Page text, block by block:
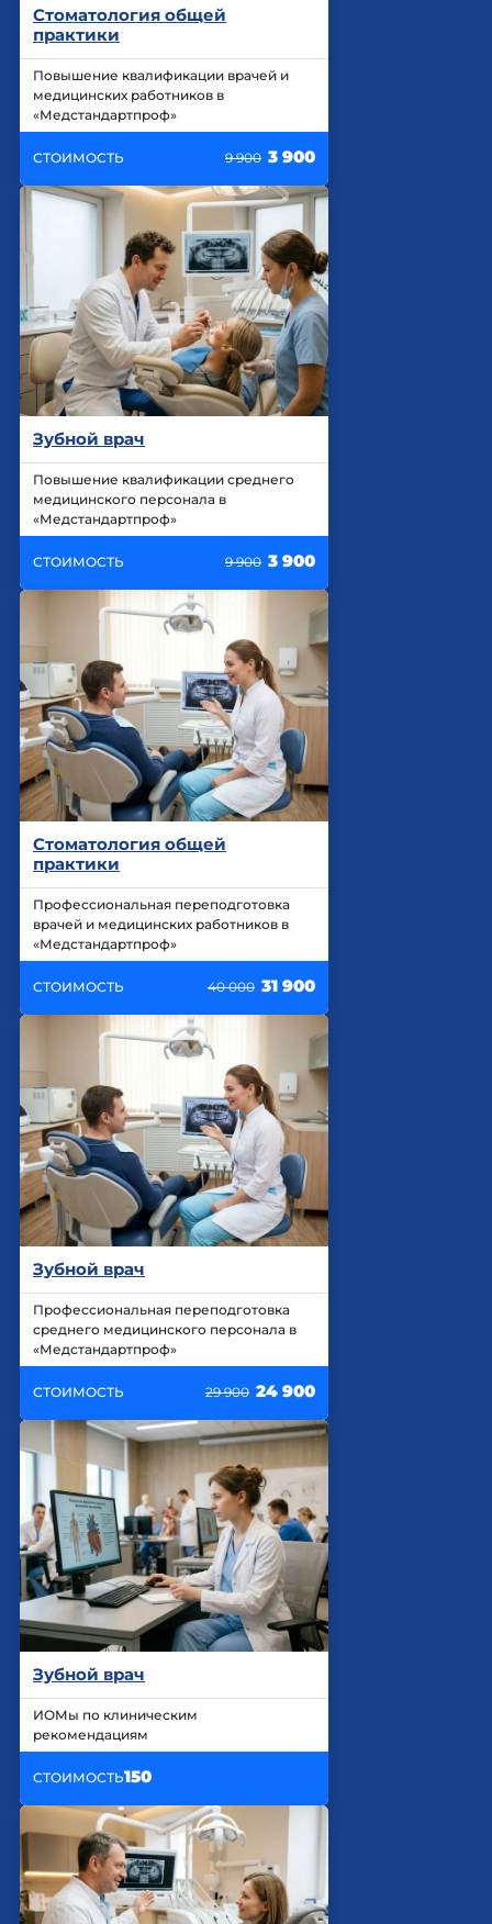
Стоматология общей
практики
Повышение квалификации врачей и
медицинских работников в
«Медстандартпроф»
СТОИМОСТЬ 9 900 3 900
Зубной врач
Повышение квалификации среднего
медицинского персонала в
«Медстандартпроф»
СТОИМОСТЬ 9 900 3 900
Стоматология общей
практики
Профессиональная переподготовка
врачей и медицинских работников в
«Медстандартпроф»
СТОИМОСТЬ 40 000 31 900
Зубной врач
Профессиональная переподготовка
среднего медицинского персонала в
«Медстандартпроф»
СТОИМОСТЬ 29 900 24 900
Зубной врач
ИОМы по клиническим
рекомендациям
СТОИМОСТЬ150